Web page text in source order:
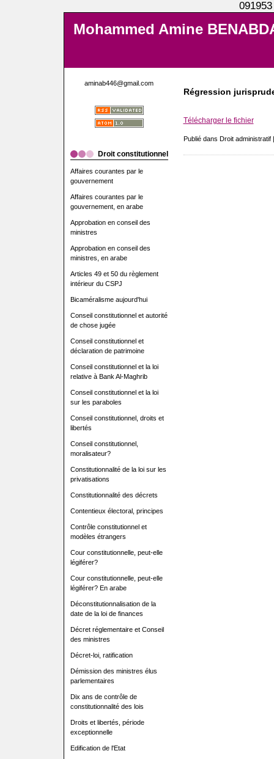
Mohammed Amine
aminab446@gmail.com
Droit constitutionnel
Affaires courantes par le
gouvernement
Affaires courantes par le
gouvernement, en arabe
Approbation en conseil des
ministres
Approbation en conseil des
ministres, en arabe
Articles 49 et 50 du règlement
intérieur du CSPJ
Bicaméralisme aujourd'hui
Conseil constitutionnel et autorité
de chose jugée
Conseil constitutionnel et
déclaration de patrimoine
Conseil constitutionnel et la loi
relative à Bank Al-Maghrib
Conseil constitutionnel et la loi
sur les paraboles
Conseil constitutionnel, droits et
libertés
Conseil constitutionnel,
moralisateur?
Constitutionnalité de la loi sur les
privatisations
Constitutionnalité des décrets
Contentieux électoral, principes
Contrôle constitutionnel et
modèles étrangers
Cour constitutionnelle, peut-elle
légiférer?
Cour constitutionnelle, peut-elle
légiférer? En arabe
Déconstitutionnalisation de la
date de la loi de finances
Décret réglementaire et Conseil
des ministres
Décret-loi, ratification
Démission des ministres élus
parlementaires
Dix ans de contrôle de
constitutionnalité des lois
Droits et libertés, période
exceptionnelle
Edification de l'Etat
Régression
Télécharger le fichier
Publié dans Droit administratif